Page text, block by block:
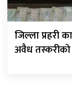
जिल्ला प्रहरी
अवैध तस्करीको